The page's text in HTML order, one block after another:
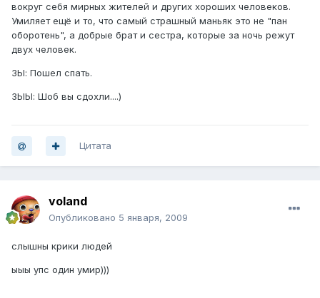
вокруг себя мирных жителей и других хороших человеков.
Умиляет ещё и то, что самый страшный маньяк это не "пан
оборотень", а добрые брат и сестра, которые за ночь режут
двух человек.
ЗЫ: Пошел спать.
ЗЫЫ: Шоб вы сдохли....)
Цитата
voland
Опубликовано 5 января, 2009
слышны крики людей
ыыы упс один умир)))